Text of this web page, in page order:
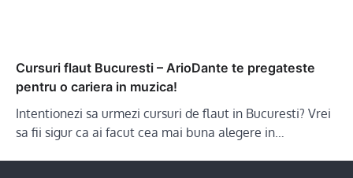
Cursuri flaut Bucuresti – ArioDante te pregateste
pentru o cariera in muzica!
Intentionezi sa urmezi cursuri de flaut in Bucuresti? Vrei
sa fii sigur ca ai facut cea mai buna alegere in…